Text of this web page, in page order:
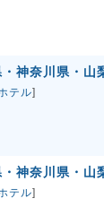
神奈川県・山
テル]
神奈川県・山
テル]